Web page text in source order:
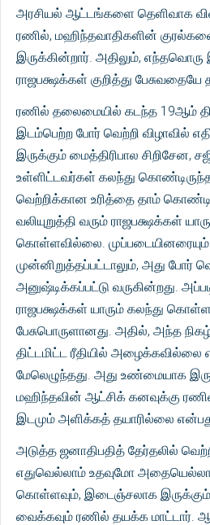
அரசியல் ஆட்டங்களை தெளிவாக
ரணில், மஹிந்தவாதிகளின்
இருக்கின்றார். அதிலும், எந்தவொரு
ராஜபக்ஷக்கள் குறித்து பேசுவதையே
ரணில் தலைமையில் கடந்த 19ஆம்
இடம்பெற்ற போர் வெற்றி விழாவில்
இருக்கும் மைத்திரிபால சிறிசேன,
உள்ளிட்டவர்கள் கலந்து
வெற்றிக்கான உரித்தை தாம்
வலியுறுத்தி வரும் ராஜபக்ஷக்கள்
கொள்ளவில்லை. முப்படையினரையும்
முன்னிறுத்தப்பட்டாலும், அது போர்
அனுஷ்டிக்கப்பட்டு வருகின்றது.
ராஜபக்ஷக்கள் யாரும் கலந்து
பேசுபொருளானது. அதில், அந்த
திட்டமிட்ட ரீதியில் அழைக்கவில்லை
மேலெழுந்தது. அது உண்மையாக
மஹிந்தவின் ஆட்சிக் கனவுக்கு
இடமும் அளிக்கத் தயாரில்லை
அடுத்த ஜனாதிபதித் தேர்தலில்
எதுவெல்லாம் உதவுமோ
கொள்ளவும், இடைஞ்சலாக
வைக்கவும் ரணில் தயக்க மாட்டார்.